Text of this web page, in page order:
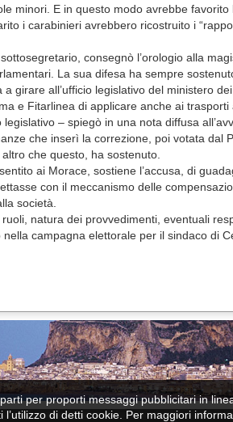
minori. E in questo modo avrebbe favorito
i carabinieri avrebbero ricostruito i
consegnò l’orologio alla
La sua difesa ha sempre
girare all’ufficio legislativo del ministero
e Fitarlinea di applicare anche ai trasporti
legislativo – spiegò in una nota diffusa
che inserì la correzione, poi votata dal
che questo, ha sostenuto.
ai Morace, sostiene l’accusa, di
con il meccanismo delle
società.
natura dei provvedimenti, eventuali
campagna elettorale per il sindaco di
per proporti messaggi pubblicitari in
l’utilizzo di detti cookie. Per maggiori